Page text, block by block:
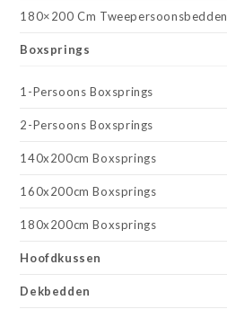
180×200 Cm Tweepersoonsbedden
Boxsprings
1-Persoons Boxsprings
2-Persoons Boxsprings
140x200cm Boxsprings
160x200cm Boxsprings
180x200cm Boxsprings
Hoofdkussen
Dekbedden